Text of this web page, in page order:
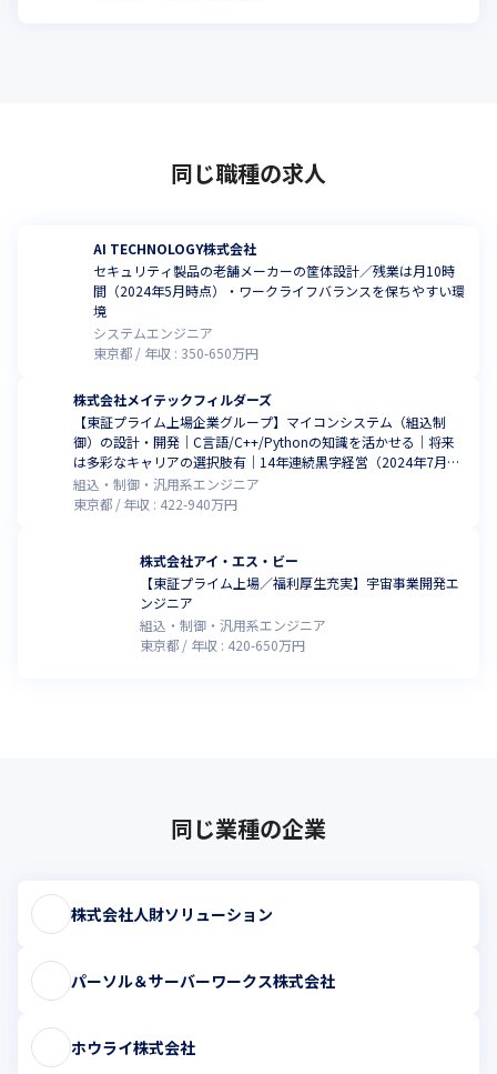
同じ職種の求人
AI TECHNOLOGY株式会社
セキュリティ製品の老舗メーカーの筐体設計／残業は月10時
間（2024年5月時点）・ワークライフバランスを保ちやすい環
境
システムエンジニア
東京都
年収 : 350-650万円
株式会社メイテックフィルダーズ
【東証プライム上場企業グループ】マイコンシステム（組込制
御）の設計・開発｜C言語/C++/Pythonの知識を活かせる｜将来
は多彩なキャリアの選択肢有｜14年連続黒字経営（2024年7月時
点）
組込・制御・汎用系エンジニア
東京都
年収 : 422-940万円
株式会社アイ・エス・ビー
【東証プライム上場／福利厚生充実】宇宙事業開発エ
ンジニア
組込・制御・汎用系エンジニア
東京都
年収 : 420-650万円
同じ業種の企業
株式会社人財ソリューション
パーソル＆サーバーワークス株式会社
ホウライ株式会社